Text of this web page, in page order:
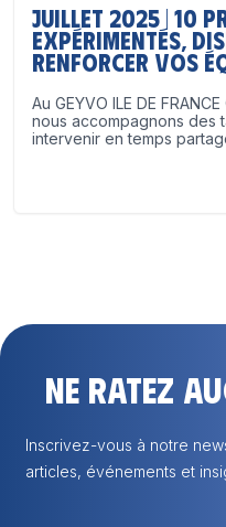
Juillet 2025 | 10
expérimentés,
renforcer vos
Au GEYVO ILE DE
nous accompagnons des
intervenir en temps
Ne ratez
Inscrivez-vous à notre
articles, événements et